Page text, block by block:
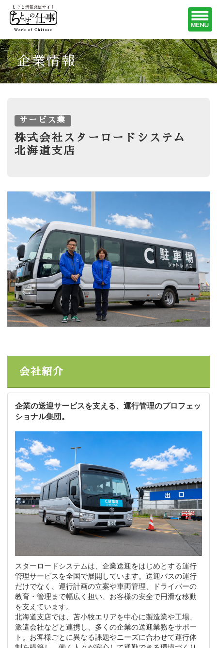
企業情報
サービス業
株式会社スターロードシステム
北海道支店
会社紹介
企業の送迎サービスを支える、運行管理のプロフェッ
ショナル集団。
スターロードシステムは、企業送迎をはじめとする運行
管理サービスを全国で展開しています。送迎バスの運行
だけでなく、運行計画の立案や車両管理、ドライバーの
教育・管理まで幅広く担い、お客様の安全で円滑な移動
を支えています。
北海道支店では、苫小牧エリアを中心に製造業や工場、
派遣会社などと連携し、多くの企業の送迎業務をサポー
ト。お客様ごとに異なる課題やニーズに合わせて運行体